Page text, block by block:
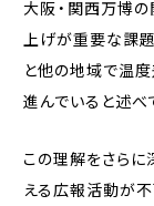
大阪・関西万博
上げが重要な課
と他の地域で温
進んでいると述べ
この理解をさら
える広報活動が